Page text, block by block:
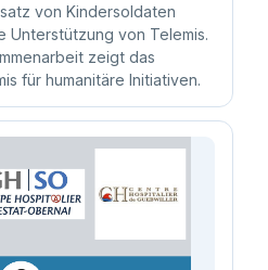
von Kindersoldaten
von Telemis.
zeigt das
für humanitäre Initiativen.